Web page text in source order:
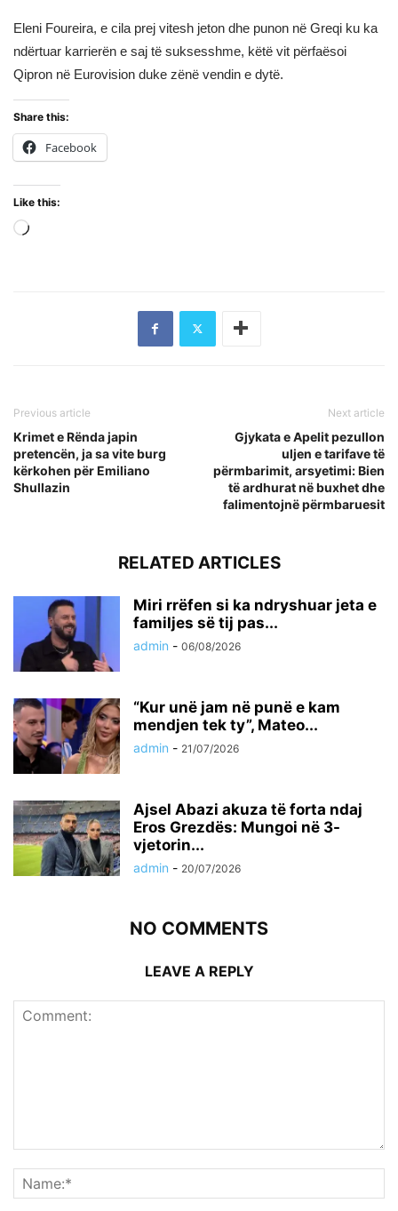
Eleni Foureira, e cila prej vitesh jeton dhe punon në Greqi ku ka
ndërtuar karrierën e saj të suksesshme, këtë vit përfaësoi
Qipron në Eurovision duke zënë vendin e dytë.
Share this:
Facebook
Like this:
Previous article
Krimet e Rënda japin
pretencën, ja sa vite burg
kërkohen për Emiliano
Shullazin
Next article
Gjykata e Apelit pezullon
uljen e tarifave të
përmbarimit, arsyetimi: Bien
të ardhurat në buxhet dhe
falimentojnë përmbaruesit
RELATED ARTICLES
Miri rrëfen si ka ndryshuar jeta e
familjes së tij pas...
admin - 06/08/2026
“Kur unë jam në punë e kam
mendjen tek ty”, Mateo...
admin - 21/07/2026
Ajsel Abazi akuza të forta ndaj
Eros Grezdës: Mungoi në 3-
vjetorin...
admin - 20/07/2026
NO COMMENTS
LEAVE A REPLY